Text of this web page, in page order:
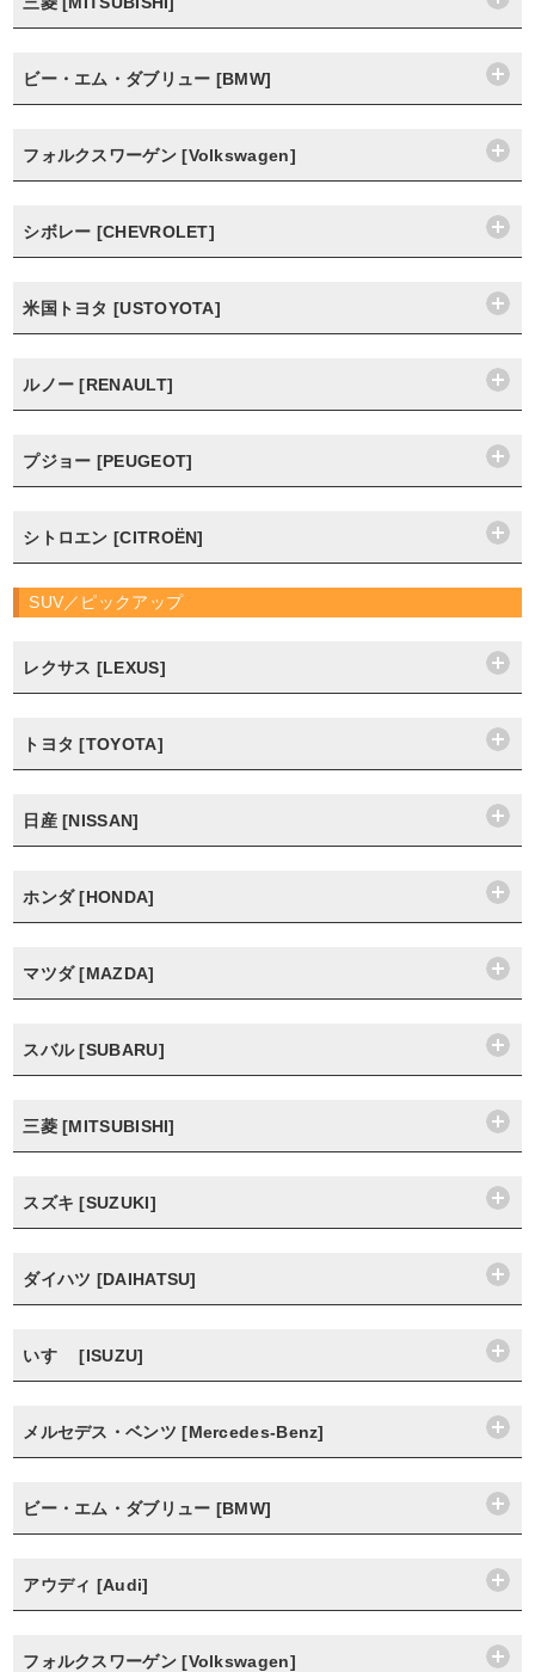
ビー・エム・ダブリュー [BMW]
フォルクスワーゲン [Volkswagen]
シボレー [CHEVROLET]
米国トヨタ [USTOYOTA]
ルノー [RENAULT]
プジョー [PEUGEOT]
シトロエン [CITROËN]
SUV／ピックアップ
レクサス [LEXUS]
トヨタ [TOYOTA]
日産 [NISSAN]
ホンダ [HONDA]
マツダ [MAZDA]
スバル [SUBARU]
三菱 [MITSUBISHI]
スズキ [SUZUKI]
ダイハツ [DAIHATSU]
いすゞ [ISUZU]
メルセデス・ベンツ [Mercedes-Benz]
ビー・エム・ダブリュー [BMW]
アウディ [Audi]
フォルクスワーゲン [Volkswagen]